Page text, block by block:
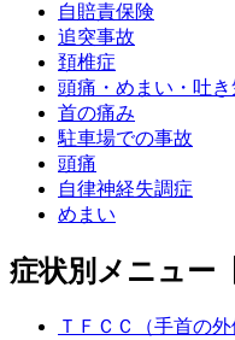
自賠責保険
追突事故
頚椎症
頭痛・めまい・吐き
首の痛み
駐車場での事故
頭痛
自律神経失調症
めまい
症状別メニュー
ＴＦＣＣ（手首の外